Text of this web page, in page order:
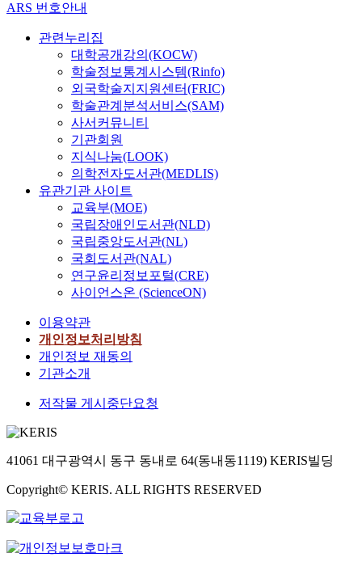
ARS 번호안내
관련누리집
대학공개강의(KOCW)
학술정보통계시스템(Rinfo)
외국학술지지원센터(FRIC)
학술관계분석서비스(SAM)
사서커뮤니티
기관회원
지식나눔(LOOK)
의학전자도서관(MEDLIS)
유관기관 사이트
교육부(MOE)
국립장애인도서관(NLD)
국립중앙도서관(NL)
국회도서관(NAL)
연구윤리정보포털(CRE)
사이언스온 (ScienceON)
이용약관
개인정보처리방침
개인정보 재동의
기관소개
저작물 게시중단요청
41061 대구광역시 동구 동내로 64(동내동1119) KERIS빌딩
Copyright© KERIS. ALL RIGHTS RESERVED